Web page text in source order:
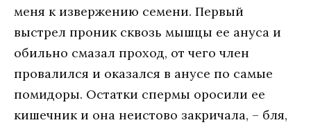
меня к извержению семени. Первый
выстрел проник сквозь мышцы ее ануса и
обильно смазал проход, от чего член
провалился и оказался в анусе по самые
помидоры. Остатки спермы оросили ее
кишечник и она неистово закричала, – бля,